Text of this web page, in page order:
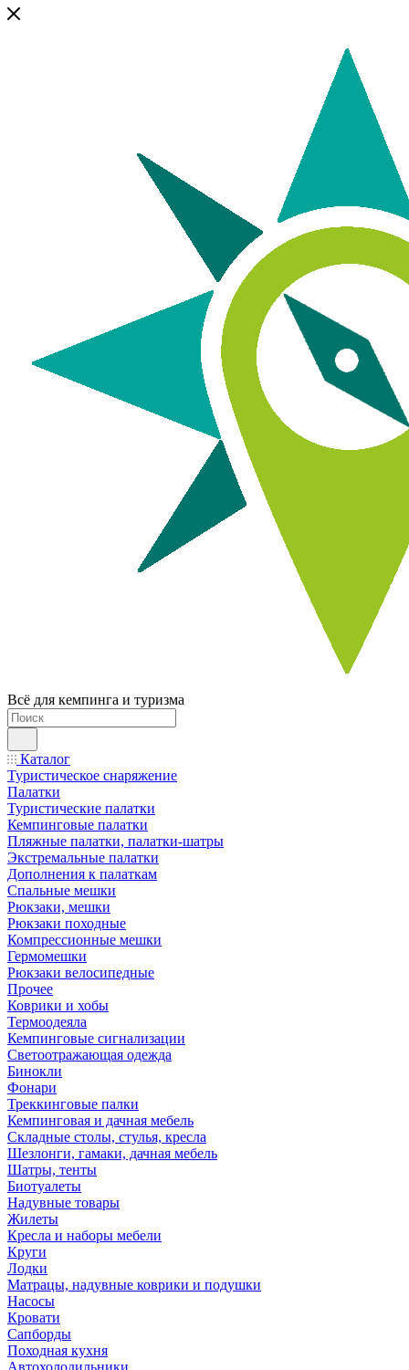
Всё для кемпинга и туризма
Каталог
Туристическое снаряжение
Палатки
Туристические палатки
Кемпинговые палатки
Пляжные палатки, палатки-шатры
Экстремальные палатки
Дополнения к палаткам
Спальные мешки
Рюкзаки, мешки
Рюкзаки походные
Компрессионные мешки
Гермомешки
Рюкзаки велосипедные
Прочее
Коврики и хобы
Термоодеяла
Кемпинговые сигнализации
Светоотражающая одежда
Бинокли
Фонари
Треккинговые палки
Кемпинговая и дачная мебель
Складные столы, стулья, кресла
Шезлонги, гамаки, дачная мебель
Шатры, тенты
Биотуалеты
Надувные товары
Жилеты
Кресла и наборы мебели
Круги
Лодки
Матрацы, надувные коврики и подушки
Насосы
Кровати
Сапборды
Походная кухня
Автохолодильники